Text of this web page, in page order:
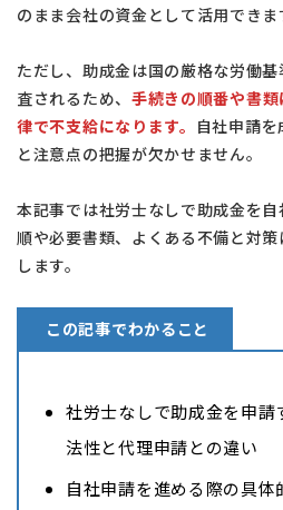
のまま会社の資金として活用できま
ただし、助成金は国の厳格な労働
査されるため、 手続きの順番や書
律で不支給になります。 自社申請
と注意点の把握が欠かせません。
本記事では社労士なしで助成金を
順や必要書類、よくある不備と対
します。
この記事でわかること
社労士なしで助成金を申
法性と代理申請との違い
自社申請を進める際の具